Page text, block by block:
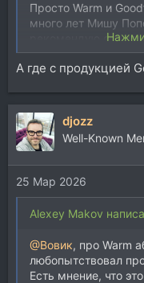
Просто Warm и
много лет Мишу
рекомендую его
записано
Добролете (Goodfly
67-ой еще не
рабочая лошадка
выигрывает у
А где с продукцией
djozz
Well-Known
25 Мар 2026
Alexey Makov
@Вовик, про Warm
любопытствовал
Есть мнение, что